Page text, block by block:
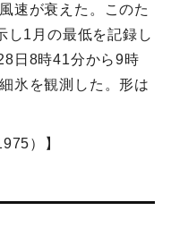
速が衰えた。このた
し1月の最低を記録し
日8時41分から9時
氷を観測した。形は
）】